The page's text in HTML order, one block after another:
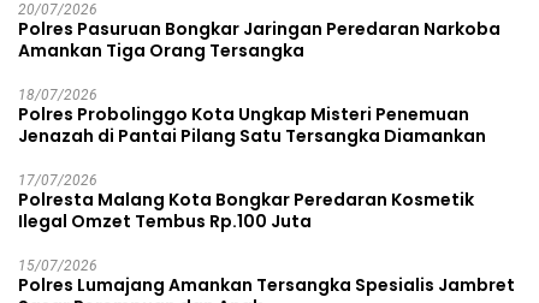
20/07/2026
Polres Pasuruan Bongkar Jaringan Peredaran Narkoba
Amankan Tiga Orang Tersangka
18/07/2026
Polres Probolinggo Kota Ungkap Misteri Penemuan
Jenazah di Pantai Pilang Satu Tersangka Diamankan
17/07/2026
Polresta Malang Kota Bongkar Peredaran Kosmetik
Ilegal Omzet Tembus Rp.100 Juta
15/07/2026
Polres Lumajang Amankan Tersangka Spesialis Jambret